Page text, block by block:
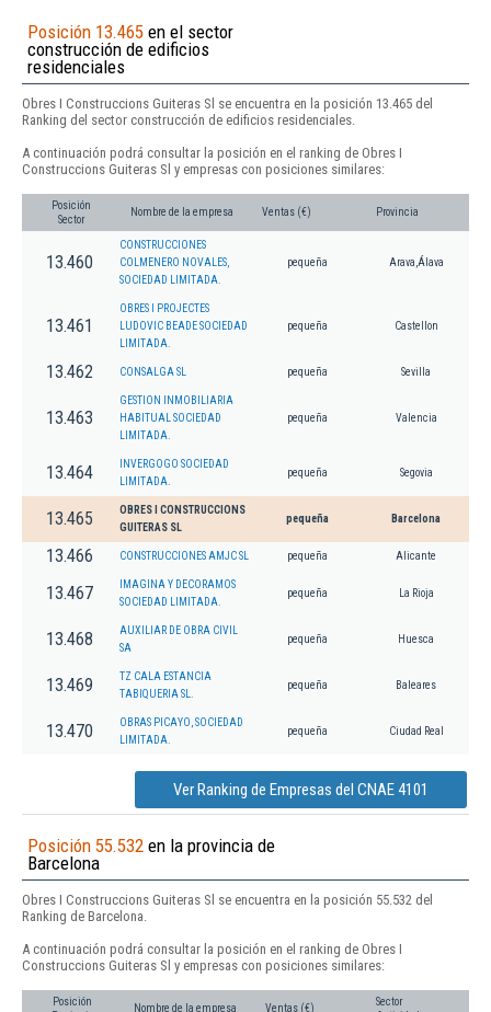
Posición 13.465 en el sector
construcción de edificios
residenciales
Obres I Construccions Guiteras Sl se encuentra en la posición 13.465 del
Ranking del sector construcción de edificios residenciales.
A continuación podrá consultar la posición en el ranking de Obres I
Construccions Guiteras Sl y empresas con posiciones similares:
Posición
Sector
Nombre de la empresa Ventas (€) Provincia
13.460
CONSTRUCCIONES
COLMENERO NOVALES,
SOCIEDAD LIMITADA.
pequeña Arava,Álava
13.461
OBRES I PROJECTES
LUDOVIC BEADE SOCIEDAD
LIMITADA.
pequeña Castellon
13.462 CONSALGA SL pequeña Sevilla
13.463
GESTION INMOBILIARIA
HABITUAL SOCIEDAD
LIMITADA.
pequeña Valencia
13.464
INVERGOGO SOCIEDAD
LIMITADA.
pequeña Segovia
13.465
OBRES I CONSTRUCCIONS
GUITERAS SL
pequeña Barcelona
13.466 CONSTRUCCIONES AMJC SL pequeña Alicante
13.467
IMAGINA Y DECORAMOS
SOCIEDAD LIMITADA.
pequeña La Rioja
13.468
AUXILIAR DE OBRA CIVIL
SA
pequeña Huesca
13.469
TZ CALA ESTANCIA
TABIQUERIA SL.
pequeña Baleares
13.470
OBRAS PICAYO, SOCIEDAD
LIMITADA.
pequeña Ciudad Real
Ver Ranking de Empresas del CNAE 4101
Posición 55.532 en la provincia de
Barcelona
Obres I Construccions Guiteras Sl se encuentra en la posición 55.532 del
Ranking de Barcelona.
A continuación podrá consultar la posición en el ranking de Obres I
Construccions Guiteras Sl y empresas con posiciones similares:
Posición
Nombre de la empresa Ventas (€)
Sector